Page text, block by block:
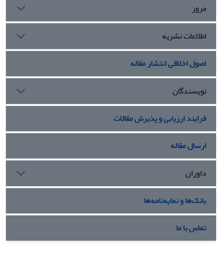
مرور
اطلاعات نشریه
اصول اخلاقی انتشار مقاله
نویسندگان
فرایند ارزیابی و پذیرش مقالات
ارسال مقاله
داوران
بانک‌ها و نمایه‌نامه‌ها
تماس با ما